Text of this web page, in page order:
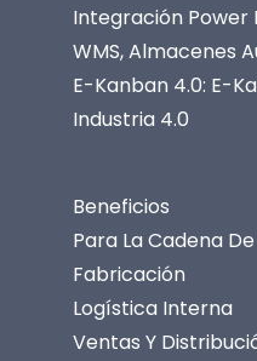
Integración Power
WMS, Almacenes
E-Kanban 4.0: E-
Industria 4.0
Beneficios
Para La Cadena
Fabricación
Logística Interna
Ventas Y